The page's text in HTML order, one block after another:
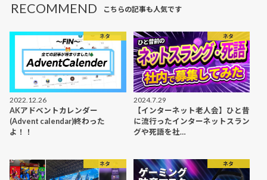
RECOMMEND こちらの記事も人気です
ネタ
2022.12.26
AKアドベントカレンダー
(Advent calendar)終わった
よ！！
ネタ
2024.7.29
【インターネット老人会】ひと昔
に流行ったインターネットスラン
グや死語を社…
ネタ ネタ